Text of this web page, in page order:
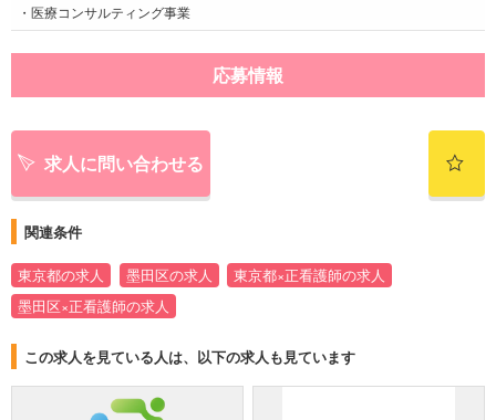
・医療コンサルティング事業
応募情報
求人に問い合わせる
関連条件
東京都の求人 墨田区の求人
東京都×正看護師の求人
墨田区×正看護師の求人
この求人を見ている人は、以下の求人も見ています